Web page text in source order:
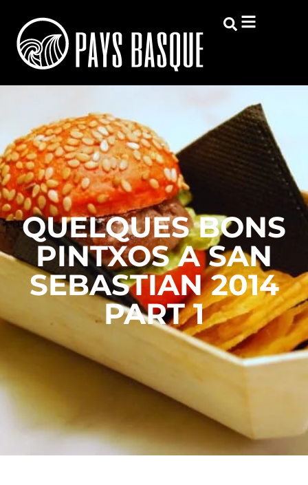
QUELQUES BONS
PINTXOS A SAN
SEBASTIAN 2014
PART 1